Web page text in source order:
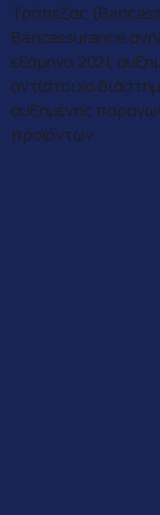
Τράπεζας
Bancassurance
εξάμηνο 2021,
αντίστοιχο
αυξημένης
προϊόντων.